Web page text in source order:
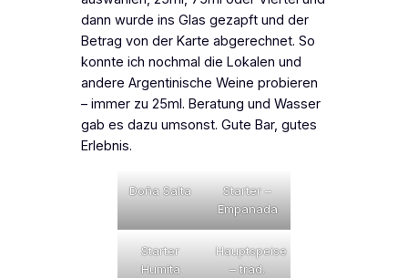
dann wurde ins Glas gezapft und der
Betrag von der Karte abgerechnet. So
konnte ich nochmal die Lokalen und
andere Argentinische Weine probieren
– immer zu 25ml. Beratung und Wasser
gab es dazu umsonst. Gute Bar, gutes
Erlebnis.
Doña Salta
Starter –
Empanada
Starter
Humita
Hauptspeise
– trad.